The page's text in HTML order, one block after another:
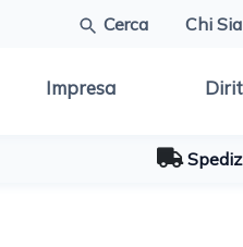
Cerca Chi
Impresa